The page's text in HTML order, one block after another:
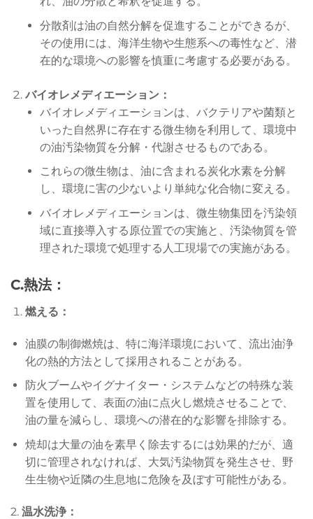
分散剤は油の自然分解を促進することができるが、
その使用には、海洋生物や生態系への毒性など、潜
在的な環境への影響を慎重に考慮する必要がある。
バイオレメディエーション：
バイオレメディエーションは、バクテリアや菌類と
いった自然界に存在する微生物を利用して、環境中
の油汚染物質を分解・代謝させるものである。
これらの微生物は、油に含まれる炭化水素を分解
し、環境に害の少ないより単純な化合物に変える。
バイオレメディエーションは、微生物集団を汚染領
域に直接導入する原位置での実施と、汚染物質を管
理された環境で処理する人工現場での実施がある。
C.熱法：
燃える：
油膜の制御燃焼は、特に海洋環境において、流出油浄
化の熱的方法として採用されることがある。
防火ブームやイグナイター・システムなどの特殊な装
置を使用して、表面の油に点火し燃焼させることで、
油の量を減らし、環境への潜在的な影響を排除する。
焼却は大量の油を素早く除去するには効果的だが、適
切に管理されなければ、大気汚染物質を発生させ、野
生生物や近隣の生息地に危険を及ぼす可能性がある。
2. 温水洗浄：